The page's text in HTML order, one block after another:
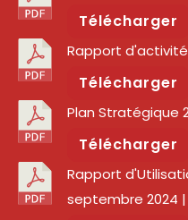
Télécharger
Rapport
Télécharger
Plan Stratégique
Télécharger
Rapport
septembre 2024